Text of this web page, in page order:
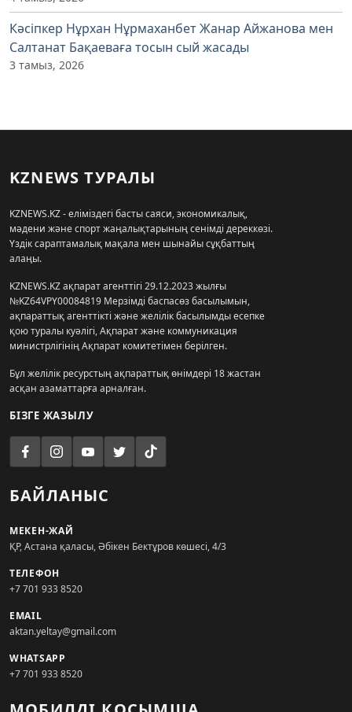
Кәсіпкер Нұрхан Нұрмаханбет Жанар Айжанова мен
Салтанат Бақаеваға тосын сый жасады
3 тамыз, 2026
KZNEWS ТУРАЛЫ
KZNEWS.KZ - еліміздегі басты саяси, экономикалық,
мәдени және спорт жаңалықтарының сенімді дереккөзі.
Үздік сараптамалық мақала мен шынайы сұқбаттың
алаңы.
KZNEWS.KZ ақпарат агенттігі 29.12.2023 жылғы
№KZ64VPY00084819 Мерзімді баспасөз басылымын,
ақпараттық агенттікті және желілік басылымды есепке
қою туралы куәлігі, Ақпарат және коммуникация
министрлігінің Ақпарат комитетімен берілген.
Бұл желілік ресурстың ақпараттық өнімдері 18 жастан
асқан азаматтарға арналған.
БІЗГЕ ЖАЗЫЛУ
БАЙЛАНЫС
МЕКЕН-ЖАЙ
ҚР, Астана қаласы, Әбікен Бектұров көшесі, 4/3
ТЕЛЕФОН
+7 701 933 8520
EMAIL
aktan.yeltay@gmail.com
WHATSAPP
+7 701 933 8520